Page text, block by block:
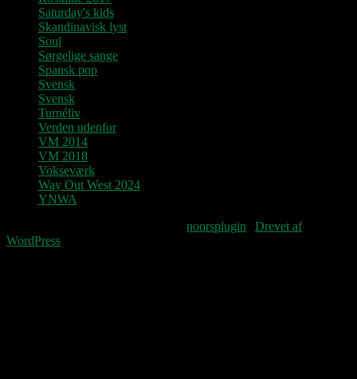
Saturday's kids
Skandinavisk lyst
Soul
Sørgelige sange
Spansk pop
Svensk
Svensk
Turnéliv
Verden udenfor
VM 2014
VM 2018
Vokseværk
Way Out West 2024
YNWA
noorsplugin
Drevet af
WordPress